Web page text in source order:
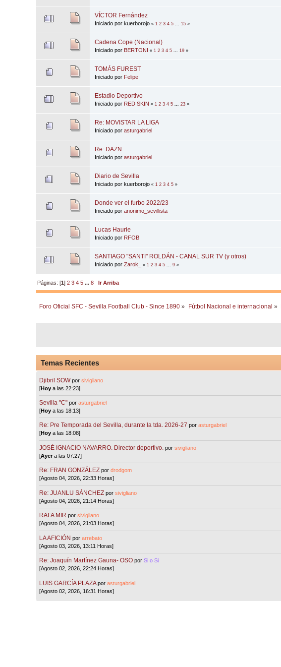
VÍCTOR Fernández
Iniciado por kuerborojo«1 2 3 4 5 ...15 »
Cadena Cope (Nacional)
Iniciado por BERTONI «1 2 3 4 5 ...19 »
TOMÁS FUREST
Iniciado por Felipe
Estadio Deportivo
Iniciado por RED SKIN «1 2 3 4 5 ...23 »
Re: MOVISTAR LA LIGA
Iniciado porasturgabriel
Re: DAZN
Iniciado porasturgabriel
Diario de Sevilla
Iniciado por kuerborojo«1 2 3 4 5 »
Donde ver el furbo 2022/23
Iniciado poranonimo_sevillista
Lucas Haurie
Iniciado por RFOB
SANTIAGO "SANTI" ROLDÁN - CANAL SUR TV (y otros)
Iniciado porZarok_ «1 2 3 4 5 ...9 »
Páginas: [1]2 3 4 5 ...8 Ir Arriba
Foro Oficial SFC - Sevilla Football Club - Since 1890 » Fútbol Nacional e internacional »
Temas Recientes
Djibril SOW porsivigliano
[Hoy a las 22:23]
Sevilla "C"porasturgabriel
[Hoy a las 18:13]
Re: Pre Temporada del Sevilla, durante la tda. 2026-27 porasturgabriel
[Hoy a las 18:08]
JOSÉ IGNACIO NAVARRO. Director deportivo. porsivigliano
[Ayera las 07:27]
Re: FRAN GONZÁLEZ pordrodgom
[Agosto 04, 2026, 22:33 Horas]
Re: JUANLU SÁNCHEZ porsivigliano
[Agosto 04, 2026, 21:14 Horas]
RAFA MIR porsivigliano
[Agosto 04, 2026, 21:03 Horas]
LA AFICIÓN porarrebato
[Agosto 03, 2026, 13:11 Horas]
Re: Joaquín Martínez Gauna- OSO porSi o Si
[Agosto 02, 2026, 22:24 Horas]
LUIS GARCÍA PLAZA porasturgabriel
[Agosto 02, 2026, 16:31 Horas]